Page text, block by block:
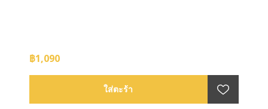
฿1,090